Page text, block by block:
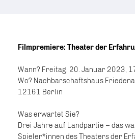
Filmpremiere: Theater der
Wann? Freitag, 20. Januar 2023,
Wo? Nachbarschaftshaus
12161 Berlin
Was erwartet Sie?
Drei Jahre auf Landpartie – das
Spieler*innen des Theaters der